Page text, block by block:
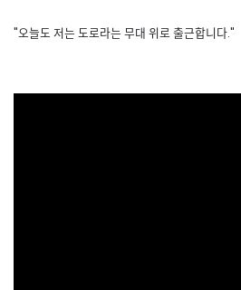
"오늘도 저는 도로라는 무대 위로 출근합니다."